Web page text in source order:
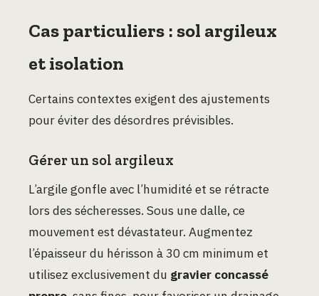
Cas particuliers : sol argileux
et isolation
Certains contextes exigent des ajustements
pour éviter des désordres prévisibles.
Gérer un sol argileux
L’argile gonfle avec l’humidité et se rétracte
lors des sécheresses. Sous une dalle, ce
mouvement est dévastateur. Augmentez
l’épaisseur du hérisson à 30 cm minimum et
utilisez exclusivement du gravier concassé